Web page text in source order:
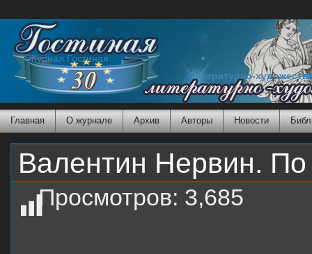
Журнал Гостиная
Литературно-
Главная О журнале Архив Авторы Новости
Валентин Нервин.
Просмотров: 3,685